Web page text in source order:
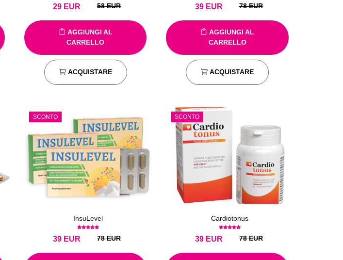
EUR
29 58 EUR
AGGIUNGI AL
CARRELLO
ACQUISTARE
EUR
39 78 EUR
AGGIUNGI AL
CARRELLO
ACQUISTARE
SCONTO
InsuLevel
EUR
39 78 EUR
SCONTO
Cardiotonus
EUR
39 78 EUR